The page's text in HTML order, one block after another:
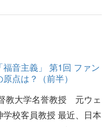
福音主義」 第1回 ファン
点は？（前半）
教大学名誉教授 元ウェ
学校客員教授 最近、日本